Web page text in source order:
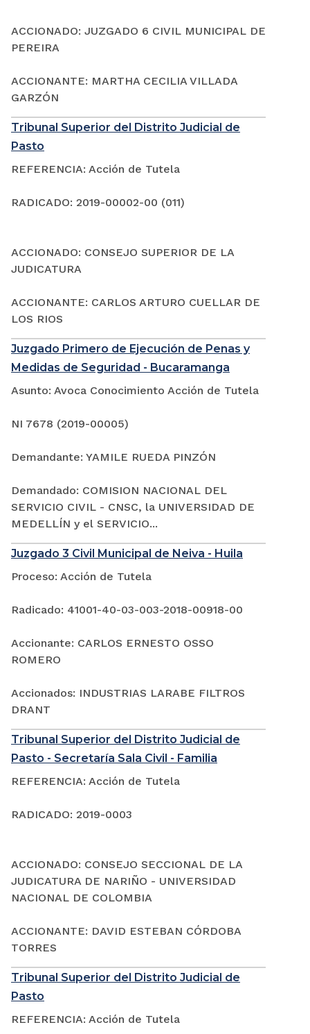
ACCIONADO: JUZGADO 6 CIVIL MUNICIPAL DE
PEREIRA
ACCIONANTE: MARTHA CECILIA VILLADA
GARZÓN
Tribunal Superior del Distrito Judicial de
Pasto
REFERENCIA: Acción de Tutela
RADICADO: 2019-00002-00 (011)
ACCIONADO: CONSEJO SUPERIOR DE LA
JUDICATURA
ACCIONANTE: CARLOS ARTURO CUELLAR DE
LOS RIOS
Juzgado Primero de Ejecución de Penas y
Medidas de Seguridad - Bucaramanga
Asunto: Avoca Conocimiento Acción de Tutela
NI 7678 (2019-00005)
Demandante: YAMILE RUEDA PINZÓN
Demandado: COMISION NACIONAL DEL
SERVICIO CIVIL - CNSC, la UNIVERSIDAD DE
MEDELLÍN y el SERVICIO...
Juzgado 3 Civil Municipal de Neiva - Huila
Proceso: Acción de Tutela
Radicado: 41001-40-03-003-2018-00918-00
Accionante: CARLOS ERNESTO OSSO
ROMERO
Accionados: INDUSTRIAS LARABE FILTROS
DRANT
Tribunal Superior del Distrito Judicial de
Pasto - Secretaría Sala Civil - Familia
REFERENCIA: Acción de Tutela
RADICADO: 2019-0003
ACCIONADO: CONSEJO SECCIONAL DE LA
JUDICATURA DE NARIÑO - UNIVERSIDAD
NACIONAL DE COLOMBIA
ACCIONANTE: DAVID ESTEBAN CÓRDOBA
TORRES
Tribunal Superior del Distrito Judicial de
Pasto
REFERENCIA: Acción de Tutela